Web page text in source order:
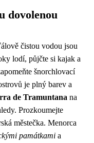
dovolenou
čistou vodou jsou
lodí, půjčte si kajak a
šnorchlovací
je plný barev a
de Tramuntana na
Prozkoumejte
městečka. Menorca
památkami a